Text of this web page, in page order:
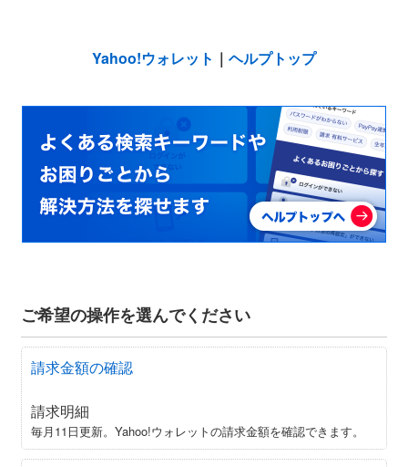
Yahoo!ウォレット ｜ ヘルプトップ
ご希望の操作を選んでください
請求金額の確認
請求明細
毎月11日更新。Yahoo!ウォレットの請求金額を確認できます。